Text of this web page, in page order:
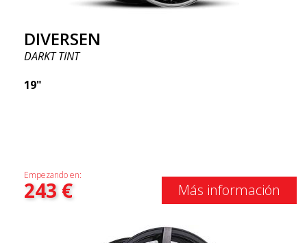
DIVERSEN
DARKT TINT
19"
Empezando en:
243€ Más información